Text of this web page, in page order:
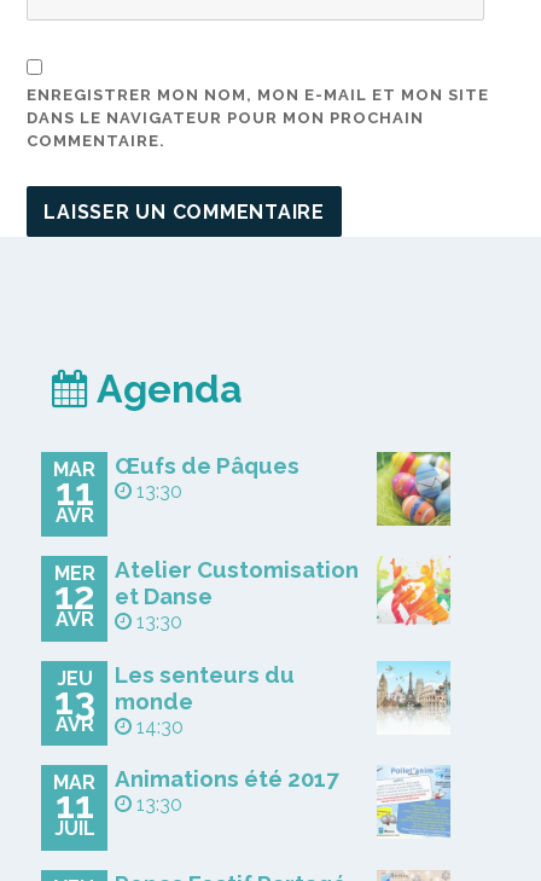
ENREGISTRER MON NOM, MON E-MAIL ET MON SITE
DANS LE NAVIGATEUR POUR MON PROCHAIN
COMMENTAIRE.
Agenda
MAR
11
AVR
Œufs de Pâques
13:30
MER
12
AVR
Atelier Customisation
et Danse
13:30
JEU
13
AVR
Les senteurs du
monde
14:30
MAR
11
JUIL
Animations été 2017
13:30